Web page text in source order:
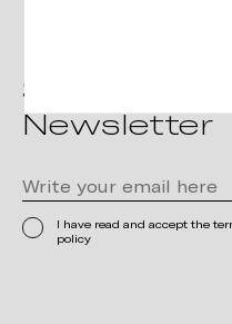
Subscribe
Newsletter
I have read and accept the
policy